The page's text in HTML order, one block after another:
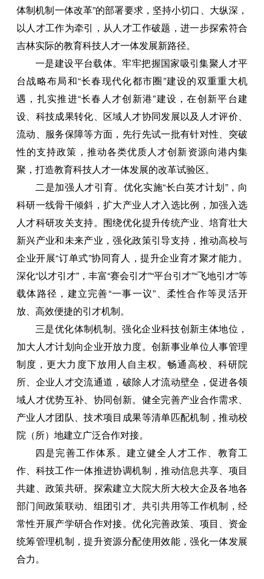
体制机制一体改革”的部署要求，坚持小切口、大纵深，
以人才工作为牵引，从人才工作破题，进一步探索符合
吉林实际的教育科技人才一体发展新路径。
一是建设平台载体。牢牢把握国家吸引集聚人才平
台战略布局和“长春现代化都市圈”建设的双重重大机
遇，扎实推进“长春人才创新港”建设，在创新平台建
设、科技成果转化、区域人才协同发展以及人才评价、
流动、服务保障等方面，先行先试一批有针对性、突破
性的支持政策，推动各类优质人才创新资源向港内集
聚，打造教育科技人才一体发展的改革试验区。
二是加强人才引育。优化实施“长白英才计划”，向
科研一线骨干倾斜，扩大产业人才入选比例，加强入选
人才科研攻关支持。围绕优化提升传统产业、培育壮大
新兴产业和未来产业，强化政策引导支持，推动高校与
企业开展“订单式”协同育人，提升企业育才聚才能力。
深化“以才引才”，丰富“赛会引才”“平台引才”“飞地引才”等
载体路径，建立完善“一事一议”、柔性合作等灵活开
放、高效便捷的引才机制。
三是优化体制机制。强化企业科技创新主体地位，
加大人才计划向企业开放力度。创新事业单位人事管理
制度，更大力度下放用人自主权。畅通高校、科研院
所、企业人才交流通道，破除人才流动壁垒，促进各领
域人才优势互补、协同创新。健全完善产业合作需求、
产业人才团队、技术项目成果等清单匹配机制，推动校
院（所）地建立广泛合作对接。
四是完善工作体系。建立健全人才工作、教育工
作、科技工作一体推进协调机制，推动信息共享、项目
共建、政策共研。探索建立大院大所大校大企及各地各
部门间政策联动、组团引才、共引共用等工作机制，经
常性开展产学研合作对接。优化完善政策、项目、资金
统筹管理机制，提升资源分配使用效能，强化一体发展
合力。